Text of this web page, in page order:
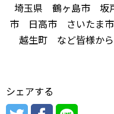
埼玉県 鶴ヶ島市 坂
市 日高市 さいたま
越生町 など皆様から
シェアする